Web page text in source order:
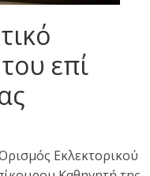
επί
Εκλεκτορικού